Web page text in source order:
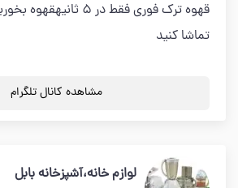
قهوه ترک فوری فقط در 5
تماشا کنید
مشاهده کانال تلگرام
لوازم خانه،آشپزخانه بابل